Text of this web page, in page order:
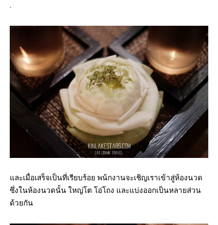
.
และเมื่อเสร็จเป็นที่เรียบร้อย พน้กงานจะเชิญเราเข้าสู่ห้องนวด
ซึ่งในห้องนวดนั้น ใหญ่โต โอ่โถง และแบ่งออกเป็นหลายส่วน
ด้วยกัน